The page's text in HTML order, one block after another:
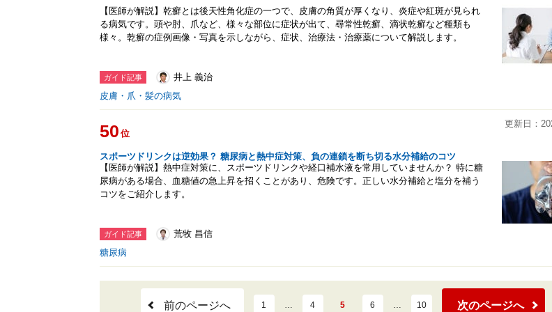
【医師が解説】乾癬とは後天性角化症の一つで、皮膚の角質が厚くなり、炎症や紅斑が見られ
る病気です。頭や肘、爪など、様々な部位に症状が出て、尋常性乾癬、滴状乾癬など種類も
様々。乾癬の症例画像・写真を示しながら、症状、治療法・治療薬について解説します。
ガイド記事
井上 義治
皮膚・爪・髪の病気
50 位
スポーツドリンクは逆効果？ 糖尿病と熱中症対策、負の連鎖を断ち切る水分補給のコツ
更新日：
【医師が解説】熱中症対策に、スポーツドリンクや経口補水液を常用していませんか？ 特に糖
尿病がある場合、血糖値の急上昇を招くことがあり、危険です。正しい水分補給と塩分を補う
コツをご紹介します。
ガイド記事
荒牧 昌信
糖尿病
前のページへ 1 … 4 5 6 … 10 次のページへ